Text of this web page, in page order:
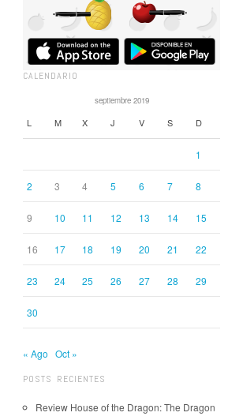
CALENDARIO
septiembre 2019
L M X J V S D
1
2 3 4 5 6 7 8
9 10 11 12 13 14 15
16 17 18 19 20 21 22
23 24 25 26 27 28 29
30
« Ago Oct »
POSTS RECIENTES
Review House of the Dragon: The Dragon